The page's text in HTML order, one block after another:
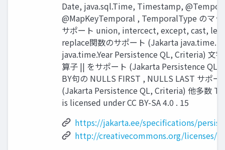
Date, java.sql.Time, Timestamp,
@MapKeyTemporal , TemporalType のマッ
サポート union, intercect, except, cast,
replace関数のサポート (Jakarta
java.time.Year Persistence QL, Criteria) 文
算子 || をサポート (Jakarta Persistence QL)
BY句の NULLS FIRST , NULLS LAST サポー
(Jakarta Persistence QL, Criteria) 他多数
is licensed under CC BY-SA 4.0 . 15
https://jakarta.ee/specifications/
http://creativecommons.org/licenses/